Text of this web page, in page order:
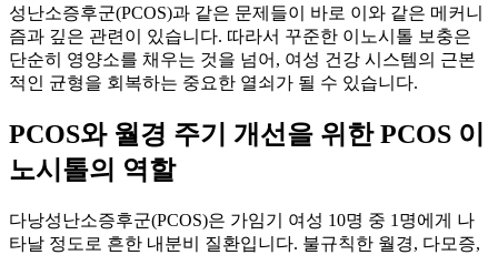
성난소증후군(PCOS)과 같은 문제들이 바로 이와 같은 메커니
즘과 깊은 관련이 있습니다. 따라서 꾸준한 이노시톨 보충은
단순히 영양소를 채우는 것을 넘어, 여성 건강 시스템의 근본
적인 균형을 회복하는 중요한 열쇠가 될 수 있습니다.
PCOS와 월경 주기 개선을 위한 PCOS 이
노시톨의 역할
다낭성난소증후군(PCOS)은 가임기 여성 10명 중 1명에게 나
타날 정도로 흔한 내분비 질환입니다. 불규칙한 월경, 다모증,